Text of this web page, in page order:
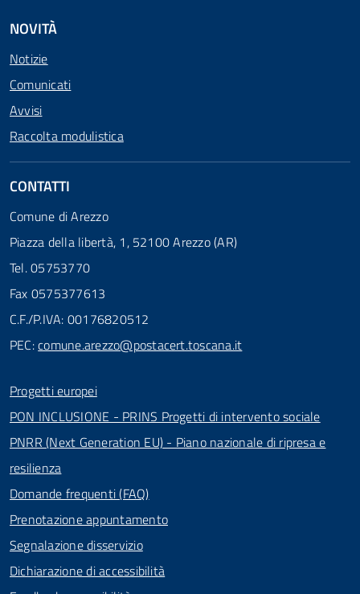
NOVITÀ
Notizie
Comunicati
Avvisi
Raccolta modulistica
CONTATTI
Comune di Arezzo
Piazza della libertà, 1, 52100 Arezzo (AR)
Tel. 05753770
Fax 0575377613
C.F./P.IVA: 00176820512
PEC:comune.arezzo@postacert.toscana.it
Progetti europei
PON INCLUSIONE - PRINS Progetti di intervento sociale
PNRR (Next Generation EU) - Piano nazionale di ripresa e
resilienza
Domande frequenti (FAQ)
Prenotazione appuntamento
Segnalazione disservizio
Dichiarazione di accessibilità